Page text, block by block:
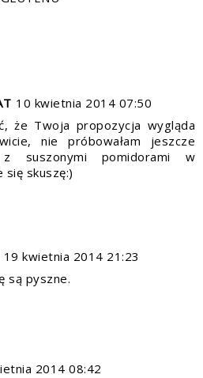
10 kwietnia 2014 07:50
że Twoja propozycja wygląda
nie próbowałam jeszcze
z suszonymi pomidorami w
się skuszę:)
19 kwietnia 2014 21:23
są pyszne.
2014 08:42